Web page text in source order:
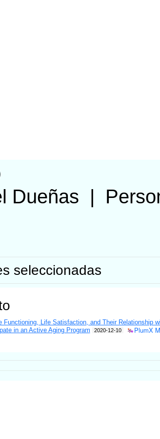
Dueñas
seleccionadas
Functioning, Life Satisfaction, and Their Relationship
in an Active Aging Program
2020-12-10 PlumX